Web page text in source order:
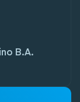
B.A.